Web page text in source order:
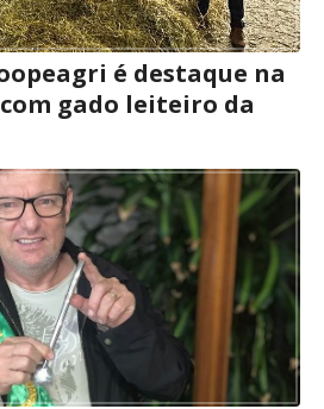
é destaque na
gado leiteiro da